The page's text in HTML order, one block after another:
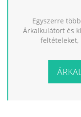
Egyszerre
Árkalkulátort és
feltételeket,